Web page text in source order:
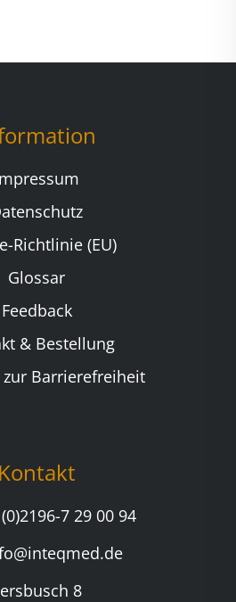
Richtlinie (EU)
Glossar
Feedback
& Bestellung
zur Barrierefreiheit
Kontakt
7 29 00 94
8